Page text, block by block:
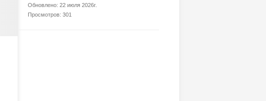
Обновлено: 22 июля 2026г.
Просмотров: 301